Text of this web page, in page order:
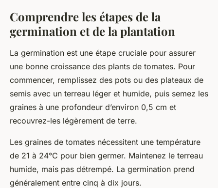
Comprendre les étapes de la
germination et de la plantation
La germination est une étape cruciale pour assurer
une bonne croissance des plants de tomates. Pour
commencer, remplissez des pots ou des plateaux de
semis avec un terreau léger et humide, puis semez les
graines à une profondeur d’environ 0,5 cm et
recouvrez-les légèrement de terre.
Les graines de tomates nécessitent une température
de 21 à 24°C pour bien germer. Maintenez le terreau
humide, mais pas détrempé. La germination prend
généralement entre cinq à dix jours.